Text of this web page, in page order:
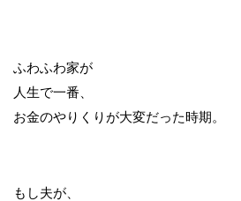
ふわふわ家が
人生で一番、
お金のやりくりが大変だった時期。
もし夫が、